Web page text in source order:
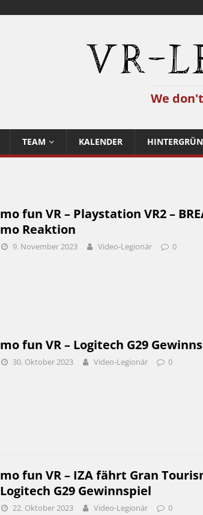
VR-
We
TEAM KALENDER
mo fun VR – Playstation VR2 –
mo Reaktion
9. November 2023 Video-Legionär 0
mo fun VR – Logitech G29
30. Oktober 2023 Video-Legionär 0
mo fun VR – IZA fährt Gran
Logitech G29 Gewinnspiel
22. Oktober 2023 Video-Legionär 0